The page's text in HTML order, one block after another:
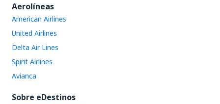
Aerolíneas
American Airlines
United Airlines
Delta Air Lines
Spirit Airlines
Avianca
Sobre eDestinos